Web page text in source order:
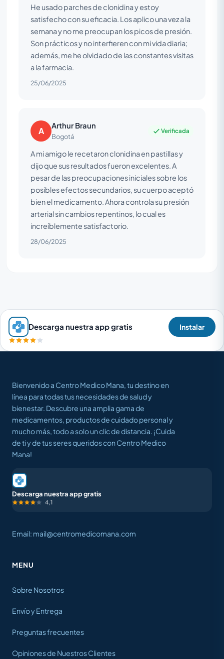
He usado parches de clonidina y estoy
satisfecho con su eficacia. Los aplico una vez a la
semana y no me preocupan los picos de presión.
Son prácticos y no interfieren con mi vida diaria;
además, me he olvidado de las constantes visitas
a la farmacia.
25/06/2025
A Arthur Braun
Bogotá
Verificada
A mi amigo le recetaron clonidina en pastillas y
dijo que sus resultados fueron excelentes. A
pesar de las preocupaciones iniciales sobre los
posibles efectos secundarios, su cuerpo aceptó
bien el medicamento. Ahora controla su presión
arterial sin cambios repentinos, lo cual es
increíblemente satisfactorio.
28/06/2025
Descarga nuestra app gratis Instalar
Bienvenido a Centro Medico Mana, tu destino en
línea para todas tus necesidades de salud y
bienestar. Descubre una amplia gama de
medicamentos, productos de cuidado personal y
mucho más, todo a solo un clic de distancia. ¡Cuida
de ti y de tus seres queridos con Centro Medico
Mana!
Descarga nuestra app gratis
4,1
Email: mail@centromedicomana.com
MENU
Sobre Nosotros
Envío y Entrega
Preguntas frecuentes
Opiniones de Nuestros Clientes